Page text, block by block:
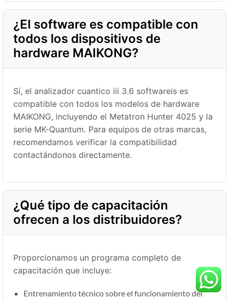
¿El software es compatible con
todos los dispositivos de
hardware MAIKONG?
Sí, el analizador cuantico iii 3.6 softwareis es
compatible con todos los modelos de hardware
MAIKONG, incluyendo el Metatron Hunter 4025 y la
serie MK-Quantum. Para equipos de otras marcas,
recomendamos verificar la compatibilidad
contactándonos directamente.
¿Qué tipo de capacitación
ofrecen a los distribuidores?
Proporcionamos un programa completo de
capacitación que incluye:
Entrenamiento técnico sobre el funcionamiento del